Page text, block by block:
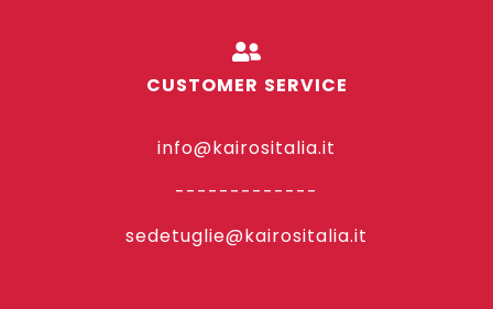
CUSTOMER SERVICE
info@kairositalia.it
-------------
sedetuglie@kairositalia.it